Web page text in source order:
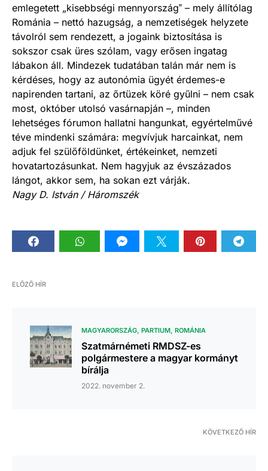
emlegetett „kisebbségi mennyország‟ – mely állítólag
Románia – nettó hazugság, a nemzetiségek helyzete
távolról sem rendezett, a jogaink biztosítása is
sokszor csak üres szólam, vagy erősen ingatag
lábakon áll. Mindezek tudatában talán már nem is
kérdéses, hogy az autonómia ügyét érdemes-e
napirenden tartani, az őrtüzek köré gyűlni – nem csak
most, október utolsó vasárnapján –, minden
lehetséges fórumon hallatni hangunkat, egyértelművé
téve mindenki számára: megvívjuk harcainkat, nem
adjuk fel szülőföldünket, értékeinket, nemzeti
hovatartozásunkat. Nem hagyjuk az évszázados
lángot, akkor sem, ha sokan ezt várják.
Nagy D. István / Háromszék
ELŐZŐ HÍR
MAGYARORSZÁG PARTIUM ROMÁNIA
Szatmárnémeti RMDSZ-es
polgármestere a magyar kormányt
bírálja
2022. november 2.
KÖVETKEZŐ HÍR